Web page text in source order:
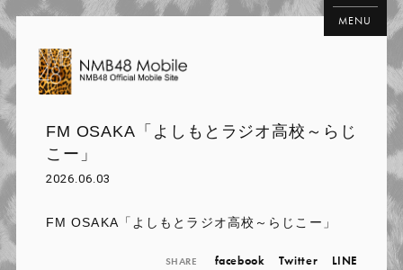
MENU
FM OSAKA「よしもとラジオ高校～らじ
こー」
2026.06.03
FM OSAKA「よしもとラジオ高校～らじこー」
SHARE facebook Twitter LINE